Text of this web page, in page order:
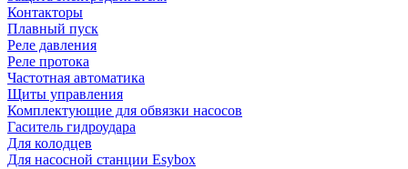
Контакторы
Плавный пуск
Реле давления
Реле протока
Частотная автоматика
Щиты управления
Комплектующие для обвязки насосов
Гаситель гидроудара
Для колодцев
Для насосной станции Esybox